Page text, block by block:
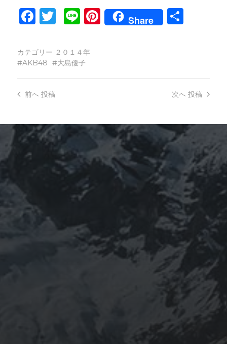
Facebook
Twitter
LinePinterest
Share
共
カテゴリー ２０１４年
AKB48
大島優子
次へ 投稿
前へ投稿